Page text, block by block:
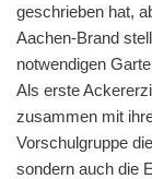
geschrieben hat,
Aachen-Brand
notwendigen
Als erste
zusammen mit
Vorschulgruppe
sondern auch die